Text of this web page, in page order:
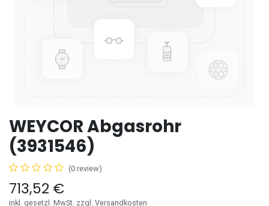
WEYCOR Abgasrohr
(3931546)
(0 review)
713,52 €
inkl. gesetzl. MwSt. zzgl. Versandkosten